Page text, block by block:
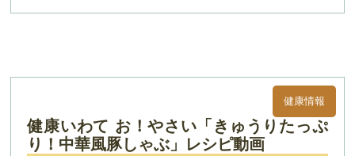
健康情報
健康いわて お！やさい「きゅうりたっぷ
り！中華風豚しゃぶ」レシピ動画